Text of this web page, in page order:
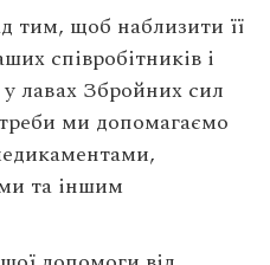
тим, щоб наблизити її
співробітників і
у лавах Збройних сил
ми допомагаємо
та іншим